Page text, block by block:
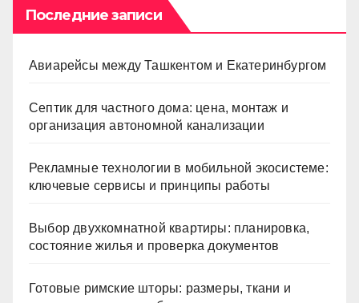
Последние записи
Авиарейсы между Ташкентом и Екатеринбургом
Септик для частного дома: цена, монтаж и
организация автономной канализации
Рекламные технологии в мобильной экосистеме:
ключевые сервисы и принципы работы
Выбор двухкомнатной квартиры: планировка,
состояние жилья и проверка документов
Готовые римские шторы: размеры, ткани и